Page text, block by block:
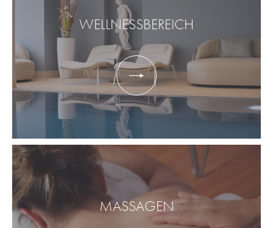
WELLNESSBEREICH
MASSAGEN